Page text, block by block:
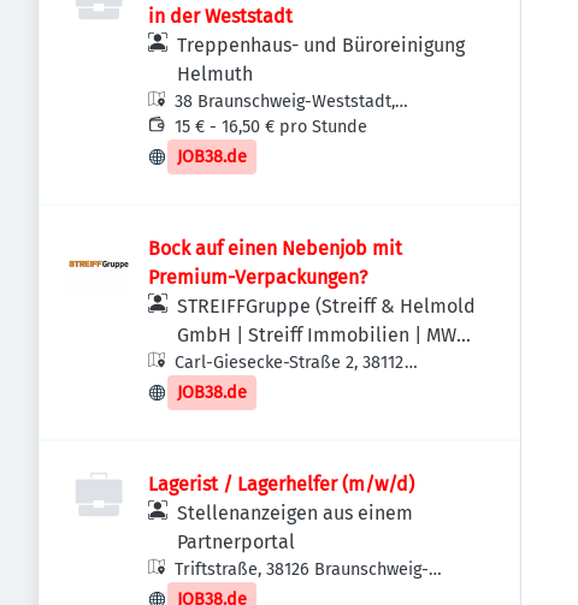
in der Weststadt
Treppenhaus- und Büroreinigung
Helmuth
38 Braunschweig-Weststadt,
Deutschland
15 € - 16,50 € pro Stunde
JOB38.de
Bock auf einen Nebenjob mit
Premium-Verpackungen?
STREIFFGruppe (Streiff & Helmold
GmbH | Streiff Immobilien | MWS -
Mechanische Werkstatt Streiff
GmbH & Co. KG)
Carl-Giesecke-Straße 2, 38112
Braunschweig, Deutschland
JOB38.de
Lagerist / Lagerhelfer (m/w/d)
Stellenanzeigen aus einem
Partnerportal
Triftstraße, 38126 Braunschweig-
Südstadt-Rautheim-Mascherode,
JOB38.de